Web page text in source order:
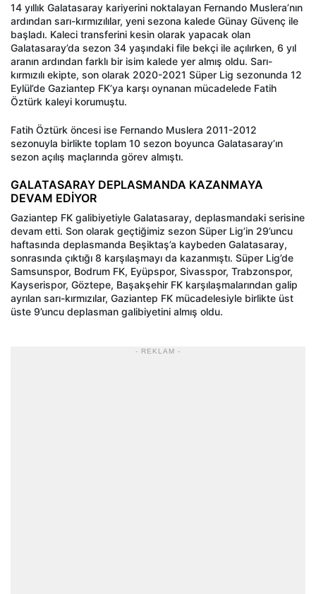
14 yıllık Galatasaray kariyerini noktalayan Fernando Muslera’nın
ardından sarı-kırmızılılar, yeni sezona kalede Günay Güvenç ile
başladı. Kaleci transferini kesin olarak yapacak olan
Galatasaray’da sezon 34 yaşındaki file bekçi ile açılırken, 6 yıl
aranın ardından farklı bir isim kalede yer almış oldu. Sarı-
kırmızılı ekipte, son olarak 2020-2021 Süper Lig sezonunda 12
Eylül’de Gaziantep FK’ya karşı oynanan mücadelede Fatih
Öztürk kaleyi korumuştu.
Fatih Öztürk öncesi ise Fernando Muslera 2011-2012
sezonuyla birlikte toplam 10 sezon boyunca Galatasaray’ın
sezon açılış maçlarında görev almıştı.
GALATASARAY DEPLASMANDA KAZANMAYA
DEVAM EDİYOR
Gaziantep FK galibiyetiyle Galatasaray, deplasmandaki serisine
devam etti. Son olarak geçtiğimiz sezon Süper Lig’in 29’uncu
haftasında deplasmanda Beşiktaş’a kaybeden Galatasaray,
sonrasında çıktığı 8 karşılaşmayı da kazanmıştı. Süper Lig’de
Samsunspor, Bodrum FK, Eyüpspor, Sivasspor, Trabzonspor,
Kayserispor, Göztepe, Başakşehir FK karşılaşmalarından galip
ayrılan sarı-kırmızılar, Gaziantep FK mücadelesiyle birlikte üst
üste 9’uncu deplasman galibiyetini almış oldu.
- REKLAM -